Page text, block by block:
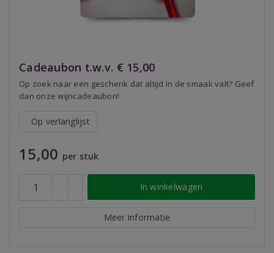
Cadeaubon t.w.v. € 15,00
Op zoek naar een geschenk dat altijd in de smaak valt? Geef
dan onze wijncadeaubon!
Op verlanglijst
15,00 per stuk
In winkelwagen
Meer informatie